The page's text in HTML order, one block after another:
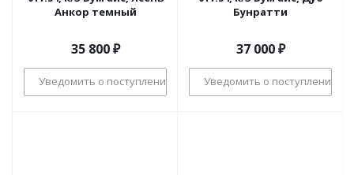
Анкор темный
35 800₽
Уведомить о поступлении
Бунратти
37 000₽
Уведомить о поступлении